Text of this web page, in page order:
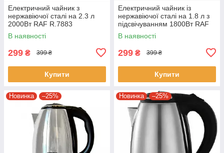
Електричний чайник з
нержавіючої сталі на 2.3 л
2000Вт RAF R.7883
В наявності
299 ₴ 399 ₴
Купити
Електричний чайник із
нержавіючої сталі на 1.8 л з
підсвічуванням 1800Вт RAF
R.7928 Сріблястий
В наявності
299 ₴ 399 ₴
Купити
Новинка –25% Новинка –25%